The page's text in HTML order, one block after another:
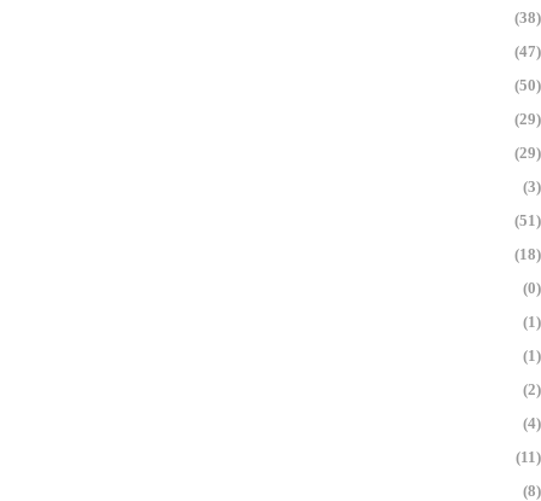
(38)
(47)
(50)
(29)
(29)
(3)
(51)
(18)
(0)
(1)
(1)
(2)
(4)
(11)
(8)